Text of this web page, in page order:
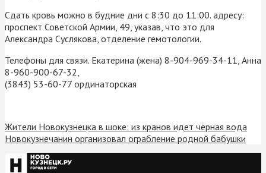
Сдать кровь можно в будние дни с 8:30 до 11:00. адресу:
проспект Советской Армии, 49, указав, что это для
Александра Суслякова, отделение гемотологии.
Телефоны для связи. Екатерина (жена) 8-904-969-34-11, Анна
8-960-900-67-32,
(3843) 53-60-77 ординаторская
Жители Новокузнецка в шоке: из кранов идет чёрная вода
Новокузнечанин организовал ограбление родной бабушки